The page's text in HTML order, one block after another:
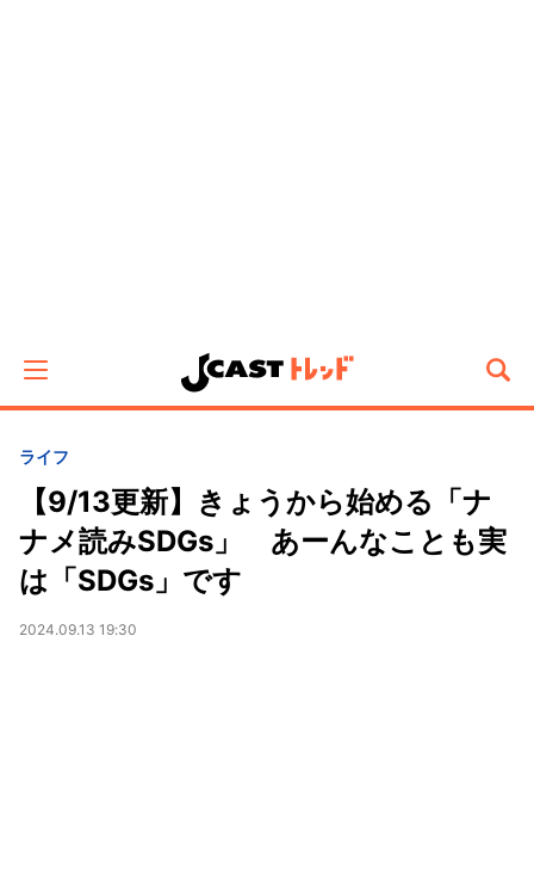
ライフ
【9/13更新】きょうから始める「ナ
ナメ読みSDGs」 あーんなことも実
は「SDGs」です
2024.09.13 19:30